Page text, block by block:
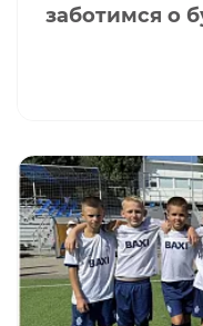
заботимся о